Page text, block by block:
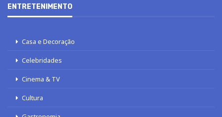
ENTRETENIMENTO
Casa e Decoração
Celebridades
Cinema & TV
Cultura